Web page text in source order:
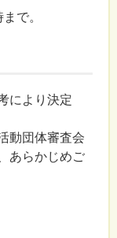
で。
により決定
動団体審査会
あらかじめご